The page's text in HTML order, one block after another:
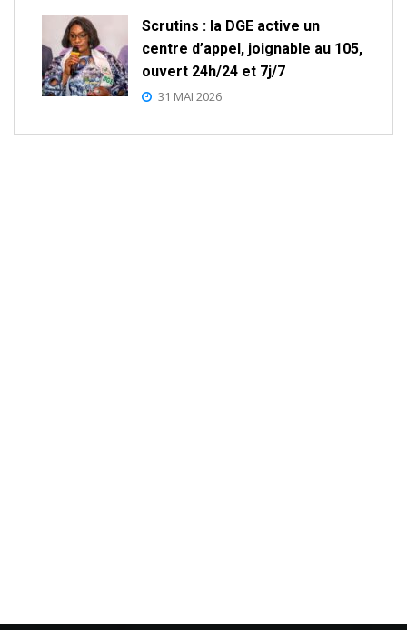
Scrutins : la DGE active un
centre d’appel, joignable au 105,
ouvert 24h/24 et 7j/7
31 MAI 2026